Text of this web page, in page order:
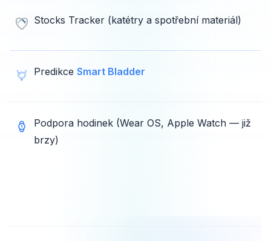
Stocks Tracker (katétry a spotřební materiál)
Predikce Smart Bladder
Podpora hodinek (Wear OS, Apple Watch — již
brzy)